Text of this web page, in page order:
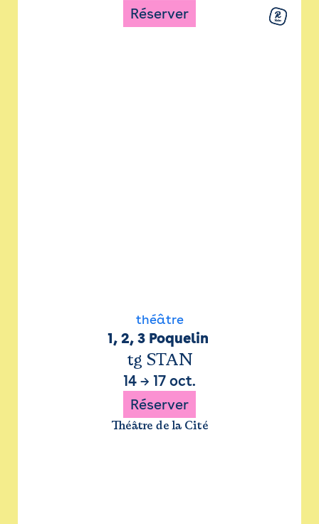
Réserver
théâtre
1, 2, 3 Poquelin
tg STAN
14 → 17 oct.
Réserver
Théâtre de la Cité